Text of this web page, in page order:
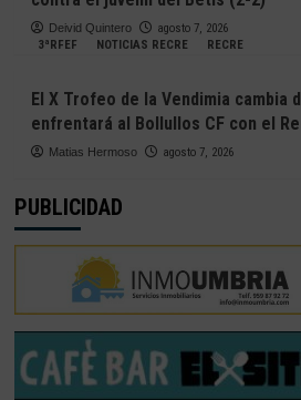
Deivid Quintero
agosto 7, 2026
3ªRFEF
NOTICIAS RECRE RECRE
El X Trofeo de la Vendimia cambia
enfrentará al Bollullos CF con el
Matias Hermoso agosto 7, 2026
PUBLICIDAD